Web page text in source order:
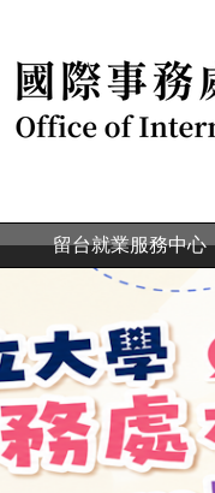
留台就業服務中心